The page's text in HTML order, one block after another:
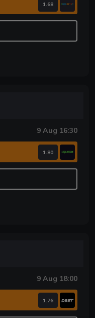
1.68
9 Aug 16:30
1.80
9 Aug 18:00
1.76